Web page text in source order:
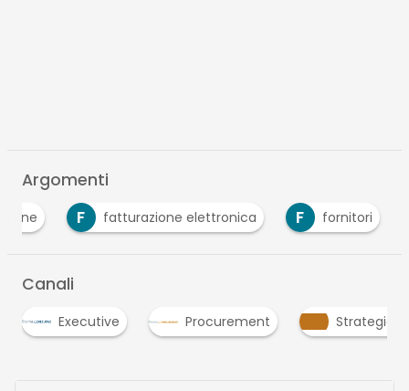
Argomenti
F fatturazione elettronica F fornitori
Canali
Executive Procurement Strategie